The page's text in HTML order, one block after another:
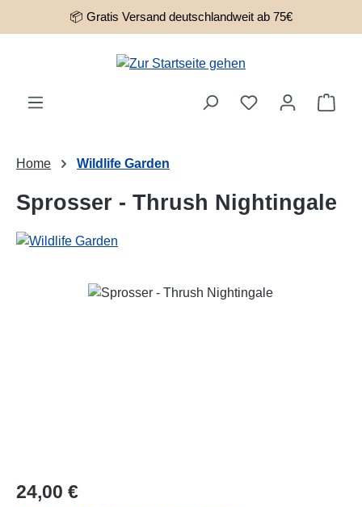
Zum Hauptinhalt springen
📦 Gratis Versand deutschlandweit ab 75€
Home Wildlife Garden
Sprosser - Thrush Nightingale
Bildergalerie überspringen
Regulärer Preis:
24,00 €